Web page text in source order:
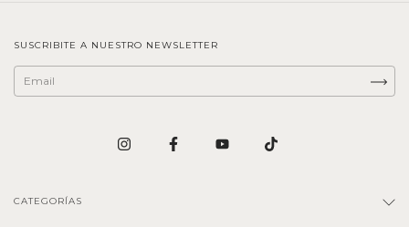
SUSCRIBITE A NUESTRO NEWSLETTER
CATEGORÍAS